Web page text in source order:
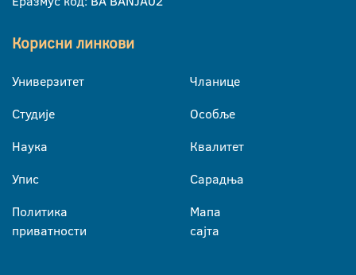
Корисни линкови
Универзитет
Студије
Наука
Упис
Политика
приватности
Чланице
Особље
Квалитет
Сарадња
Мапа
сајта